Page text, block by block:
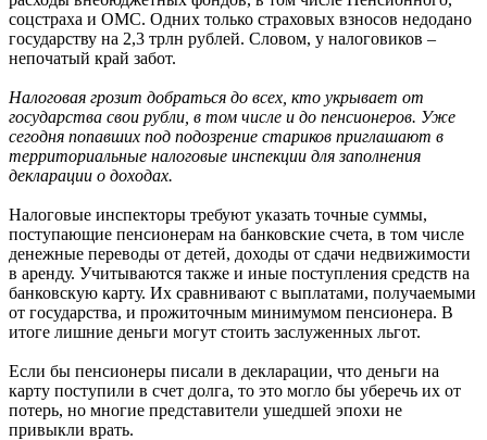
соцстраха и ОМС. Одних только страховых взносов недодано
государству на 2,3 трлн рублей. Словом, у налоговиков –
непочатый край забот.
Налоговая грозит добраться до всех, кто укрывает от
государства свои рубли, в том числе и до пенсионеров. Уже
сегодня попавших под подозрение стариков приглашают в
территориальные налоговые инспекции для заполнения
декларации о доходах.
Налоговые инспекторы требуют указать точные суммы,
поступающие пенсионерам на банковские счета, в том числе
денежные переводы от детей, доходы от сдачи недвижимости
в аренду. Учитываются также и иные поступления средств на
банковскую карту. Их сравнивают с выплатами, получаемыми
от государства, и прожиточным минимумом пенсионера. В
итоге лишние деньги могут стоить заслуженных льгот.
Если бы пенсионеры писали в декларации, что деньги на
карту поступили в счет долга, то это могло бы уберечь их от
потерь, но многие представители ушедшей эпохи не
привыкли врать.